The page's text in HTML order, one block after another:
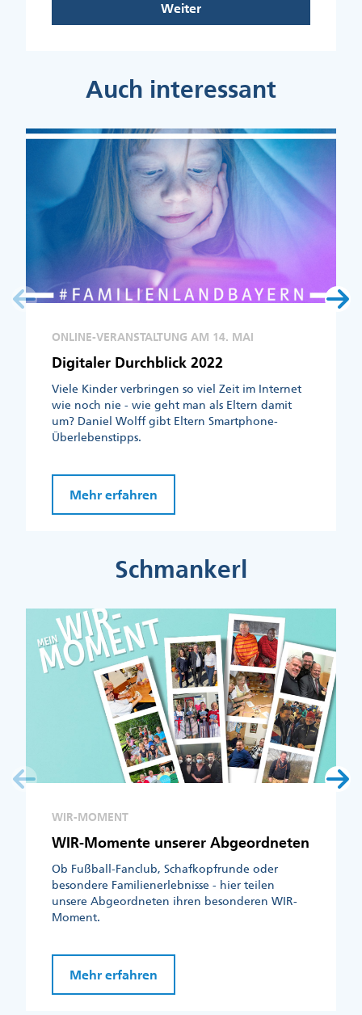
Weiter
Auch interessant
ONLINE-VERANSTALTUNG AM 14. MAI
Digitaler Durchblick 2022
Viele Kinder verbringen so viel Zeit im Internet
wie noch nie - wie geht man als Eltern damit
um? Daniel Wolff gibt Eltern Smartphone-
Überlebenstipps.
Mehr erfahren
Schmankerl
WIR-MOMENT
WIR-Momente unserer Abgeordneten
Ob Fußball-Fanclub, Schafkopfrunde oder
besondere Familienerlebnisse - hier teilen
unsere Abgeordneten ihren besonderen WIR-
Moment.
Mehr erfahren